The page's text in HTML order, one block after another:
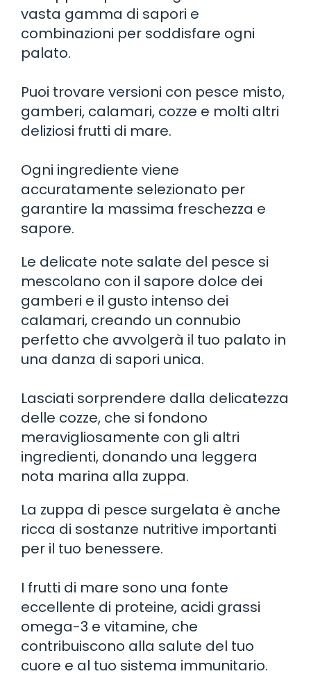
vasta gamma di sapori e
combinazioni per soddisfare ogni
palato.
Puoi trovare versioni con pesce misto,
gamberi, calamari, cozze e molti altri
deliziosi frutti di mare.
Ogni ingrediente viene
accuratamente selezionato per
garantire la massima freschezza e
sapore.
Le delicate note salate del pesce si
mescolano con il sapore dolce dei
gamberi e il gusto intenso dei
calamari, creando un connubio
perfetto che avvolgerà il tuo palato in
una danza di sapori unica.
Lasciati sorprendere dalla delicatezza
delle cozze, che si fondono
meravigliosamente con gli altri
ingredienti, donando una leggera
nota marina alla zuppa.
La zuppa di pesce surgelata è anche
ricca di sostanze nutritive importanti
per il tuo benessere.
I frutti di mare sono una fonte
eccellente di proteine, acidi grassi
omega-3 e vitamine, che
contribuiscono alla salute del tuo
cuore e al tuo sistema immunitario.